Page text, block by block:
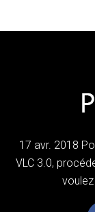
17 avr. 2018
VLC 3.0,